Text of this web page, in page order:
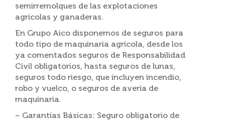
semirremolques de las explotaciones
agrícolas y ganaderas.
En Grupo Aico disponemos de seguros para
todo tipo de maquinaria agrícola, desde los
ya comentados seguros de Responsabilidad
Civil obligatorios, hasta seguros de lunas,
seguros todo riesgo, que incluyen incendio,
robo y vuelco, o seguros de avería de
maquinaria.
– Garantías Básicas: Seguro obligatorio de